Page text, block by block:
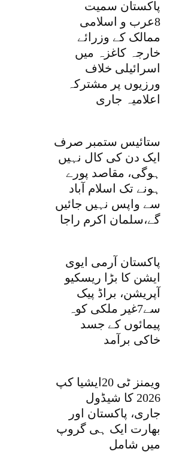
پاکستان سمیت
8عرب و اسلامی
ممالک کے وزرائے
خارجہ کاغزہ میں
اسرائیلی خلاف
ورزیوں پر مشترکہ
اعلامیہ جاری
ستائیس ستمبر صرف
ایک دن کی کال نہیں
ہوگی، مقاصد پورے
ہونے تک اسلام آباد
سے واپس نہیں جائیں
گے،سلمان اکرم راجا
پاکستان آرمی ایوی
ایشن کا بڑا ریسکیو
آپریشن، براڈ پیک
سے7غیر ملکی کوہ
پیمائوں کے جسد
خاکی برآمد
ویمنز ٹی 20ایشیا کپ
2026 کا شیڈول
جاری، پاکستان اور
بھارت ایک ہی گروپ
میں شامل